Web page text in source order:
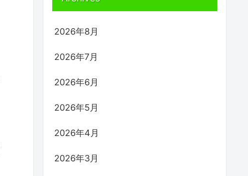
2026年8月
2026年7月
2026年6月
2026年5月
2026年4月
2026年3月